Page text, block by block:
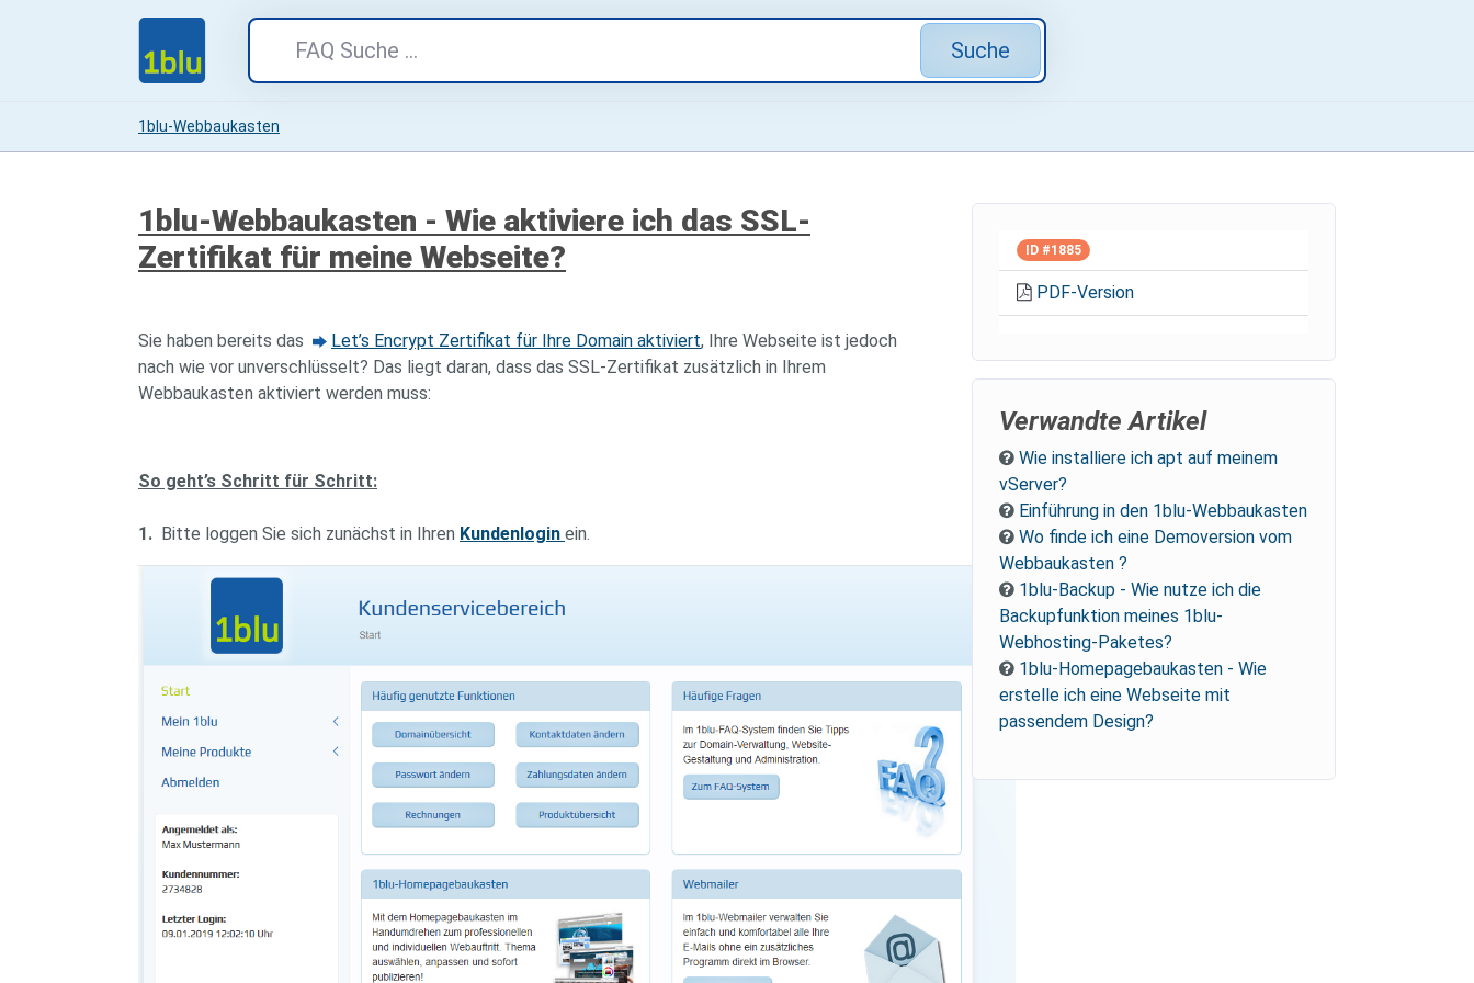
Suche
1blu-Webbaukasten
1blu-Webbaukasten - Wie aktiviere ich das SSL-
Zertifikat für meine Webseite?
Sie haben bereits das Let’s Encrypt Zertifikat für Ihre Domain aktiviert, Ihre Webseite ist jedoch
nach wie vor unverschlüsselt? Das liegt daran, dass das SSL-Zertifikat zusätzlich in Ihrem
Webbaukasten aktiviert werden muss:
So geht’s Schritt für Schritt:
1. Bitte loggen Sie sich zunächst in Ihren Kundenlogin ein.
ID #1885
PDF-Version
Verwandte Artikel
Wie installiere ich apt auf meinem
vServer?
Einführung in den 1blu-Webbaukasten
Wo finde ich eine Demoversion vom
Webbaukasten ?
1blu-Backup - Wie nutze ich die
Backupfunktion meines 1blu-
Webhosting-Paketes?
1blu-Homepagebaukasten - Wie
erstelle ich eine Webseite mit
passendem Design?